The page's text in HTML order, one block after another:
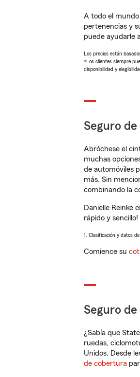
A todo el
pertenencias y
puede ayudarle
Los precios están
*Los clientes siempre
disponibilidad y
Seguro
Abróchese el
muchas
de automóviles
más. Sin
combinando la
Danielle Reinke
rápido y sencillo!
1. Clasificación y datos
Comience su
Seguro
¿Sabía que
ruedas,
Unidos. Desde
de cobertura